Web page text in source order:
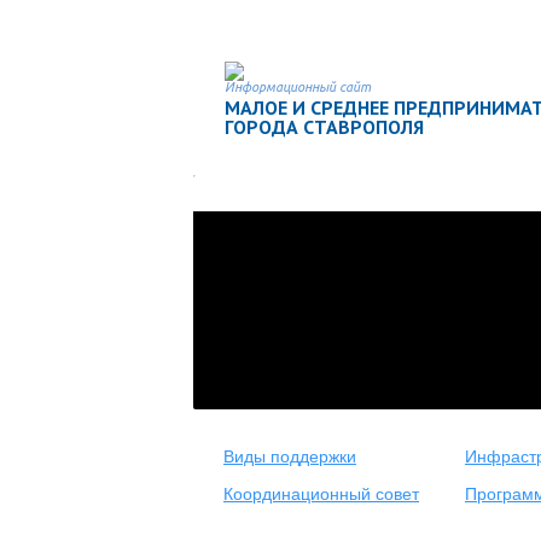
Информационный сайт
МАЛОЕ И СРЕДНЕЕ
ГОРОДА СТАВРОПОЛЯ
Виды поддержки
Координационный совет